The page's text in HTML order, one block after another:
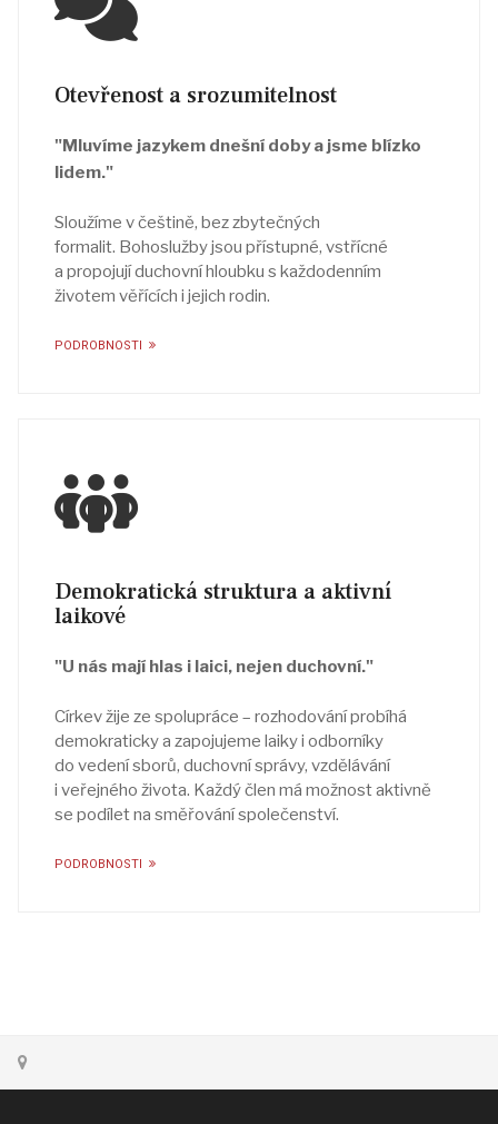
Otevřenost a srozumitelnost
"Mluvíme jazykem dnešní doby a jsme blízko
lidem."
Sloužíme v češtině, bez zbytečných
formalit. Bohoslužby jsou přístupné, vstřícné
a propojují duchovní hloubku s každodenním
životem věřících i jejich rodin.
PODROBNOSTI
Demokratická struktura a aktivní
laikové
"U nás mají hlas i laici, nejen duchovní."
Církev žije ze spolupráce – rozhodování probíhá
demokraticky a zapojujeme laiky i odborníky
do vedení sborů, duchovní správy, vzdělávání
i veřejného života. Každý člen má možnost aktivně
se podílet na směřování společenství.
PODROBNOSTI